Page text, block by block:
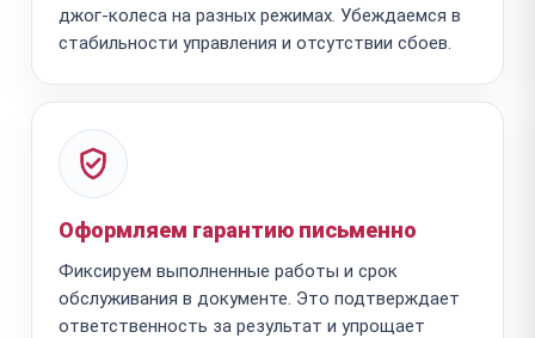
джог-колеса на разных режимах. Убеждаемся в
стабильности управления и отсутствии сбоев.
Оформляем гарантию письменно
Фиксируем выполненные работы и срок
обслуживания в документе. Это подтверждает
ответственность за результат и упрощает